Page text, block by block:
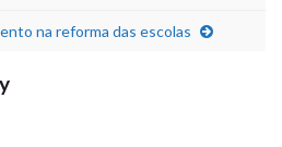
na reforma das escolas